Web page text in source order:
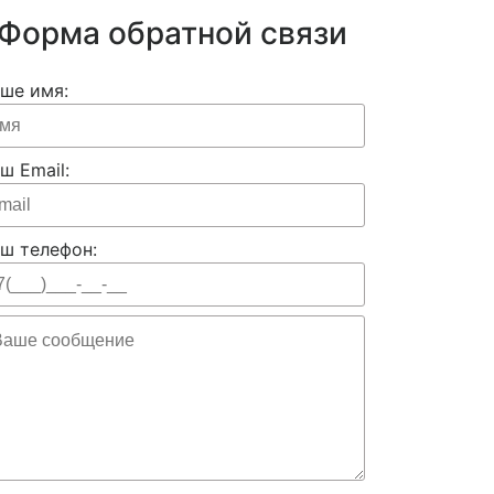
обратной связи
имя:
Email:
телефон: